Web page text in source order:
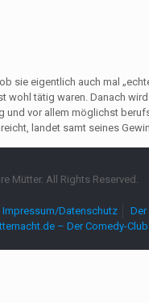
sie eigentlich auch mal
wohl tätig waren. Danach
und vor allem möglichst
landet samt seines
Mütter. All Rights Reserved.
Impressum/Datenschutz
– Der Comedy-Club